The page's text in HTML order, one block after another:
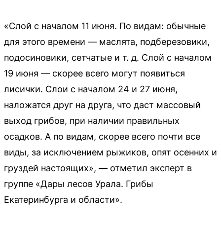
«Слой с началом 11 июня. По видам: обычные
для этого времени — маслята, подберезовики,
подосиновики, сетчатые и т. д. Слой с началом
19 июня — скорее всего могут появиться
лисички. Слои с началом 24 и 27 июня,
наложатся друг на друга, что даст массовый
выход грибов, при наличии правильных
осадков. А по видам, скорее всего почти все
виды, за исключением рыжиков, опят осенних и
груздей настоящих», — отметил эксперт в
группе «Дары лесов Урала. Грибы
Екатеринбурга и области».